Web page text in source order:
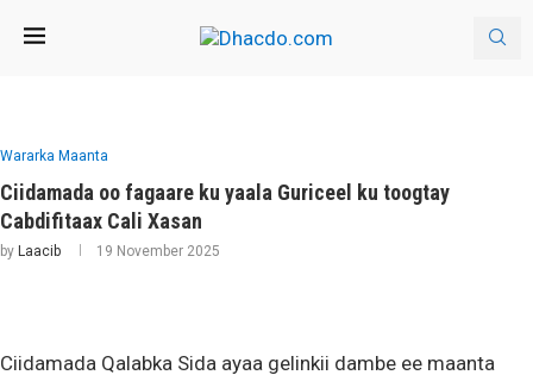
Wararka Maanta
Ciidamada oo fagaare ku yaala Guriceel ku toogtay
Cabdifitaax Cali Xasan
by Laacib 19 November 2025
Ciidamada Qalabka Sida ayaa gelinkii dambe ee maanta